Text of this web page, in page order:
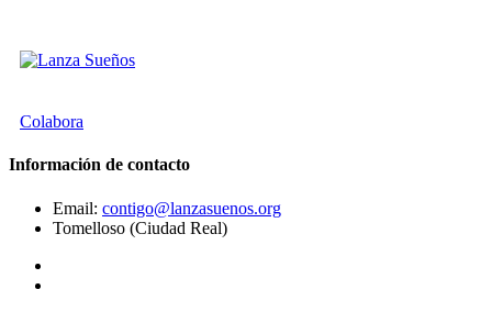
Colabora
Información de contacto
Email: contigo@lanzasuenos.org
Tomelloso (Ciudad Real)